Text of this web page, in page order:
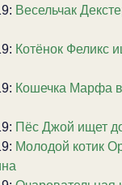
Весельчак
Котёнок Феликс
Кошечка Марфа
Пёс Джой ищет
Молодой котик